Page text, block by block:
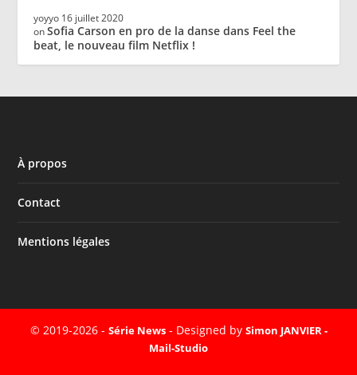
yoyyo 16 juillet 2020
onSofia Carson en pro de la danse dans Feel the
beat, le nouveau film Netflix !
À propos
Contact
Mentions légales
© 2019-2026 - Série News- Designed by Simon JANVIER -
Mail-Studio